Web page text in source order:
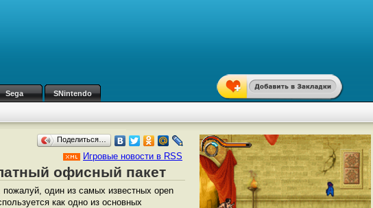
Sega SNintendo
Поделиться…
Игровые новости в RSS
офисный пакет
один из самых известных open
как одно из основных